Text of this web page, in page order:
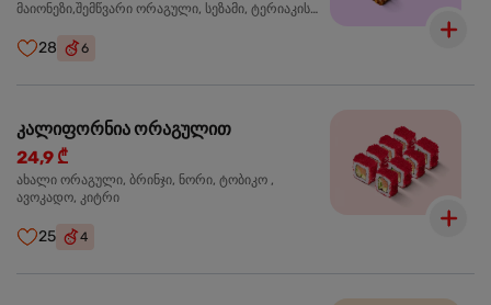
მაიონეზი,შემწვარი ორაგული, სეზამი, ტერიაკის
28 6
კალიფორნია ორაგულით
24,9 ₾
ახალი ორაგული, ბრინჯი, ნორი, ტობიკო ,
ავოკადო, კიტრი
25 4